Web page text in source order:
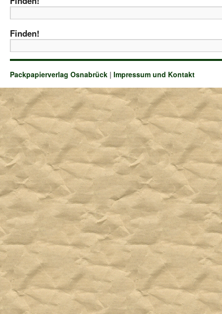
Finden!
Packpapierverlag Osnabrück | Impressum und Kontakt